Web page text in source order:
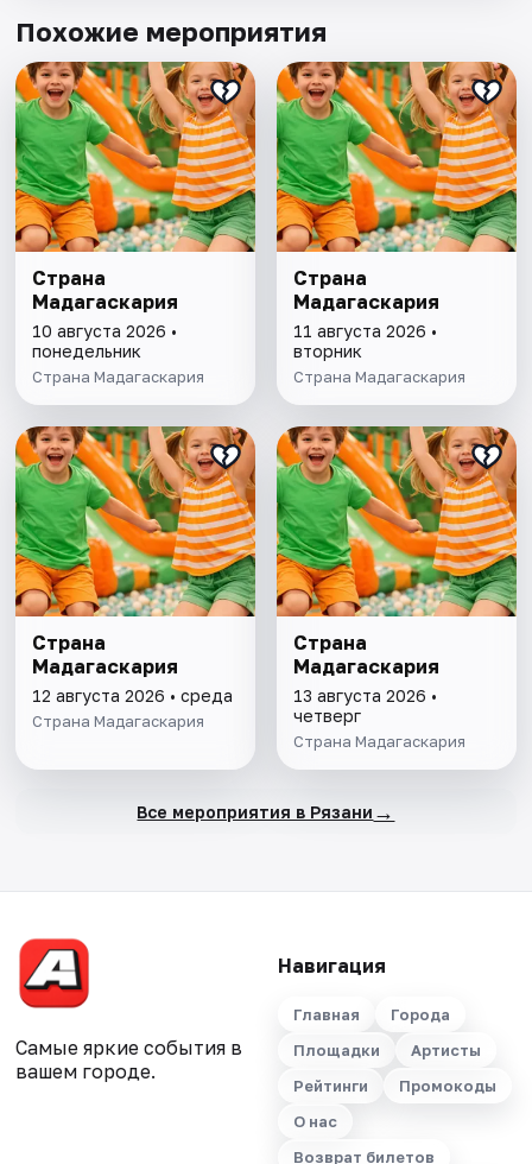
Похожие мероприятия
Страна
Мадагаскария
10 августа 2026 •
понедельник
Страна Мадагаскария
Страна
Мадагаскария
11 августа 2026 •
вторник
Страна Мадагаскария
Страна
Мадагаскария
12 августа 2026 • среда
Страна Мадагаскария
Страна
Мадагаскария
13 августа 2026 •
четверг
Страна Мадагаскария
Все мероприятия в Рязани →
Самые яркие события в
вашем городе.
Навигация
Главная
Города
Площадки
Артисты
Рейтинги
Промокоды
О нас
Возврат билетов